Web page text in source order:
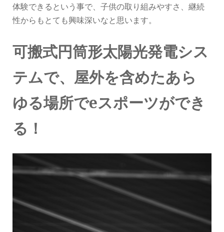
体験できるという事で、子供の取り組みやすさ、継続
性からもとても興味深いなと思います。
可搬式円筒形太陽光発電シス
テムで、屋外を含めたあら
ゆる場所でeスポーツができ
る！